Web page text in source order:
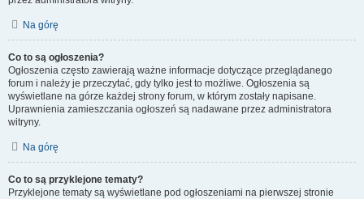
Na górę
Co to są ogłoszenia?
Ogłoszenia często zawierają ważne informacje dotyczące przeglądanego
forum i należy je przeczytać, gdy tylko jest to możliwe. Ogłoszenia są
wyświetlane na górze każdej strony forum, w którym zostały napisane.
Uprawnienia zamieszczania ogłoszeń są nadawane przez administratora
witryny.
Na górę
Co to są przyklejone tematy?
Przyklejone tematy są wyświetlane pod ogłoszeniami na pierwszej stronie